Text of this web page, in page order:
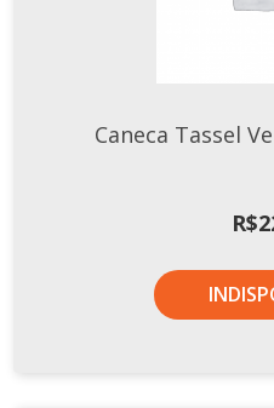
Caneca Tassel
R$